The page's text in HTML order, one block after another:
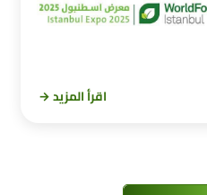
اقرأ المزيد →